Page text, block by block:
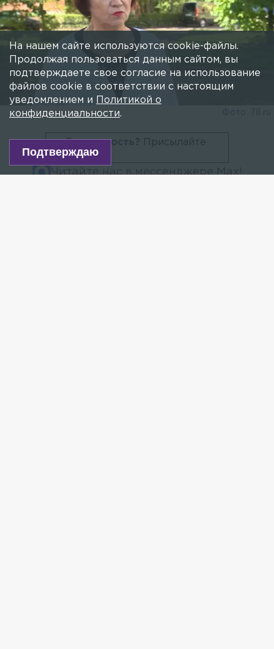
Есть новость?
Присылайте
сюда!
На нашем сайте используются cookie-файлы.
Продолжая пользоваться данным сайтом, вы
подтверждаете свое согласие на использование
файлов cookie в соответствии с настоящим
уведомлением и
Политикой о
конфиденциальности.
Подтверждаю